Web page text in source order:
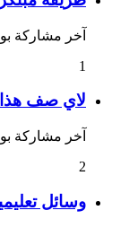
آخر مشاركة
1
لاي صف
آخر مشاركة
2
وسائل